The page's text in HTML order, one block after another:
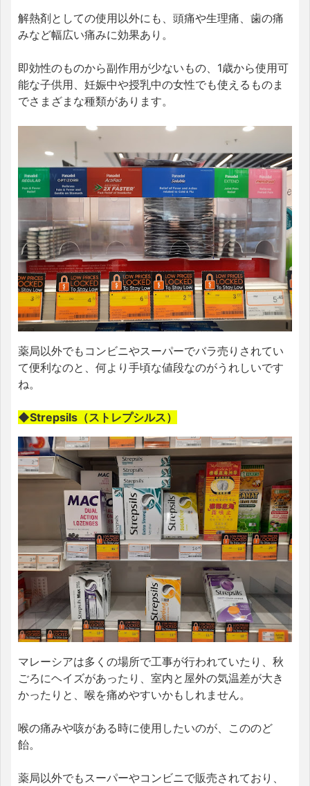
解熱剤としての使用以外にも、頭痛や生理痛、歯の痛
みなど幅広い痛みに効果あり。
即効性のものから副作用が少ないもの、1歳から使用可
能な子供用、妊娠中や授乳中の女性でも使えるものま
でさまざまな種類があります。
薬局以外でもコンビニやスーパーでバラ売りされてい
て便利なのと、何より手頃な値段なのがうれしいです
ね。
◆Strepsils（ストレプシルス）
マレーシアは多くの場所で工事が行われていたり、秋
ごろにヘイズがあったり、室内と屋外の気温差が大き
かったりと、喉を痛めやすいかもしれません。
喉の痛みや咳がある時に使用したいのが、こののど
飴。
薬局以外でもスーパーやコンビニで販売されており、